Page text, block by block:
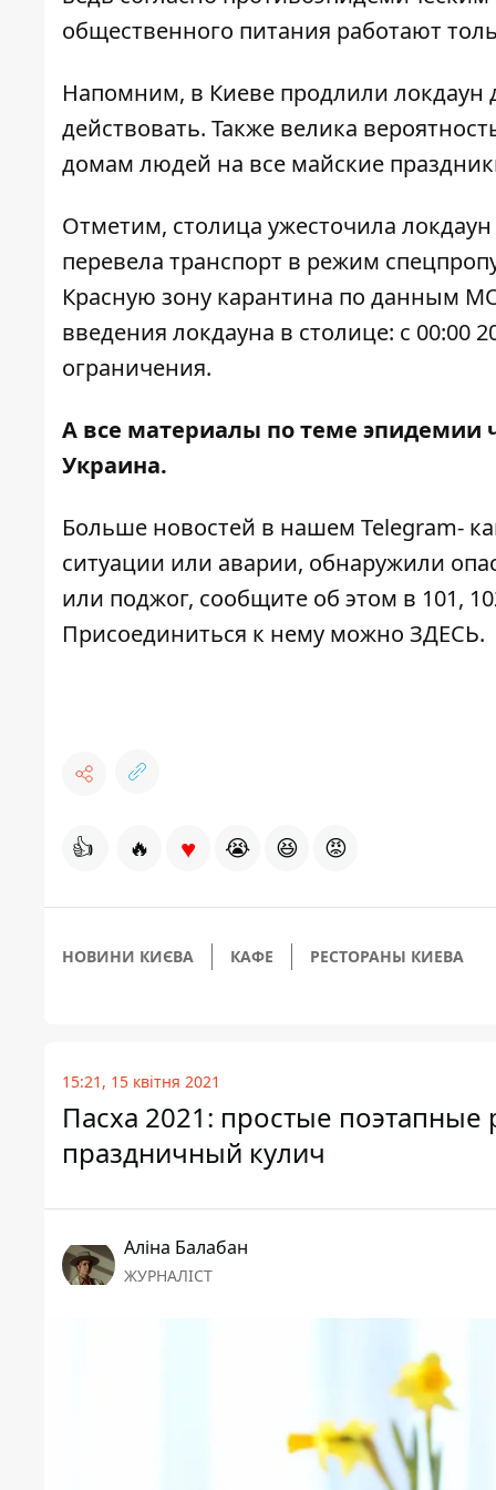
общественного питания работают
Напомним, в Киеве продлили локдаун
действовать. Также велика
домам людей на все майские
Отметим, столица ужесточила локдаун
перевела транспорт в режим
Красную зону карантина по данным
введения локдауна в столице: с 00:00
ограничения.
А все материалы по теме эпидемии
Украина.
Больше новостей в нашем Telegram-
ситуации или аварии, обнаружили
или поджог, сообщите об этом в 101,
Присоединиться к нему можно ЗДЕСЬ.
👍 🔥 ♥ 😭 😆 😡
НОВИНИ КИЄВА КАФЕ РЕСТОРАНЫ КИЕВА
15:21, 15 квітня 2021
Пасха 2021: простые поэтапные
праздничный кулич
Аліна Балабан
ЖУРНАЛІСТ